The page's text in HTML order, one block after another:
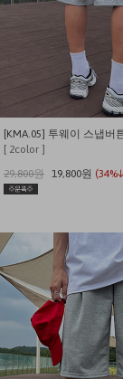
[KMA.05] 투웨이 스냅버
[ 2color ]
29,800원 19,800원